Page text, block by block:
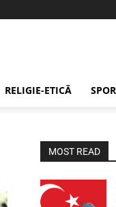
RELIGIE-ETICĂ
MOST READ